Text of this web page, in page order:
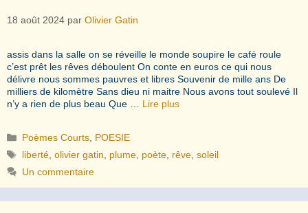
18 août 2024 par Olivier Gatin
assis dans la salle on se réveille le monde soupire le café roule
c’est prêt les rêves déboulent On conte en euros ce qui nous
délivre nous sommes pauvres et libres Souvenir de mille ans De
milliers de kilomètre Sans dieu ni maitre Nous avons tout soulevé Il
n’y a rien de plus beau Que … Lire plus
Catégories
Poèmes Courts POESIE
Étiquettes
liberté ,olivier gatin plume poète rêve ,soleil
Un commentaire